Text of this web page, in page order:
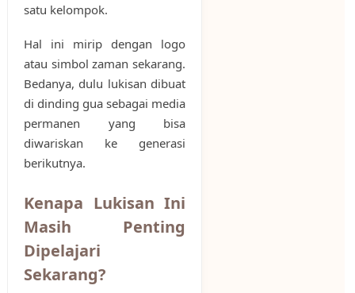
satu kelompok.
Hal ini mirip dengan logo
atau simbol zaman sekarang.
Bedanya, dulu lukisan dibuat
di dinding gua sebagai media
permanen yang bisa
diwariskan ke generasi
berikutnya.
Kenapa Lukisan Ini
Masih Penting
Dipelajari
Sekarang?